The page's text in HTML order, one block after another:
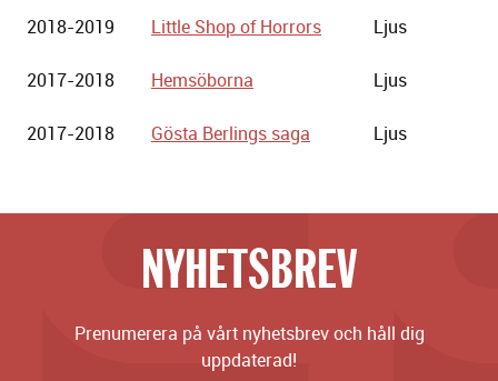
2018-2019 Little Shop of Horrors Ljus
2017-2018 Hemsöborna Ljus
2017-2018 Gösta Berlings saga Ljus
NYHETSBREV
Prenumerera på vårt nyhetsbrev och håll dig
uppdaterad!